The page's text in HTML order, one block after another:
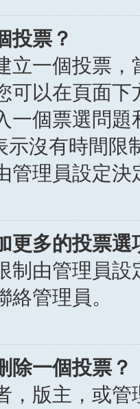
投票？
立一個投票
可以在頁面
一個票選問
示沒有時間限
管理員設定決
更多的投票選
制由管理員
管理員。
除一個投票？
，版主，或